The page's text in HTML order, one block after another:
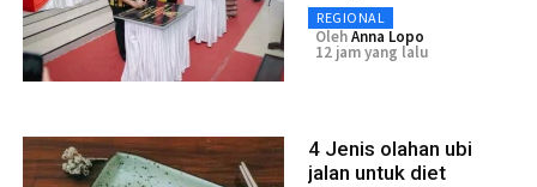
REGIONAL
OlehAnna Lopo
12 jam yang lalu
4 Jenis olahan ubi
jalan untuk diet